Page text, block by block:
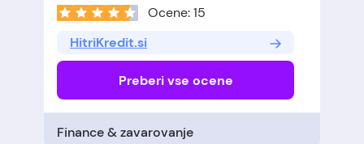
Ocene: 15
HitriKredit.si
Preberi vse ocene
Finance & zavarovanje